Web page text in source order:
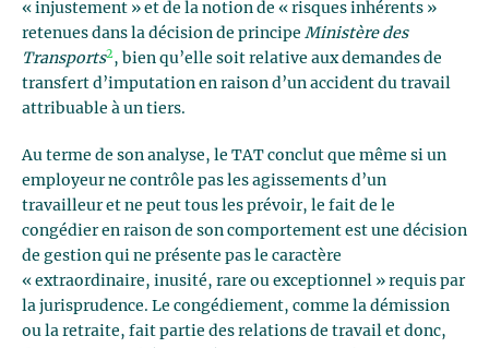
« injustement » et de la notion de « risques inhérents »
retenues dans la décision de principe Ministère des
Transports2, bien qu’elle soit relative aux demandes de
transfert d’imputation en raison d’un accident du travail
attribuable à un tiers.
Au terme de son analyse, le TAT conclut que même si un
employeur ne contrôle pas les agissements d’un
travailleur et ne peut tous les prévoir, le fait de le
congédier en raison de son comportement est une décision
de gestion qui ne présente pas le caractère
« extraordinaire, inusité, rare ou exceptionnel » requis par
la jurisprudence. Le congédiement, comme la démission
ou la retraite, fait partie des relations de travail et donc,